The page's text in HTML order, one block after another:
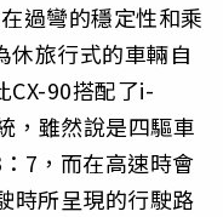
過彎的穩定性和乘
休旅行式的車輛自
CX-90搭配了i-
，雖然說是四驅車
7，而在高速時會
時所呈現的行駛路